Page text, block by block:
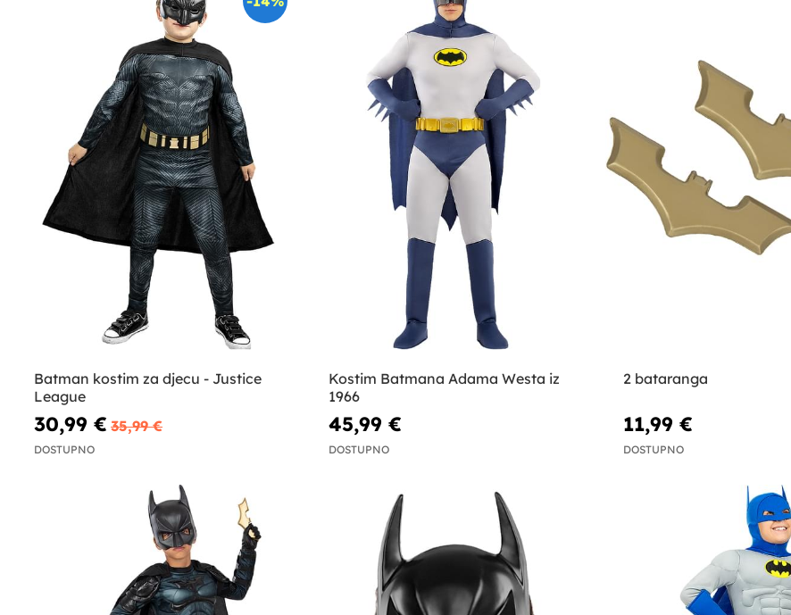
Batman kostim za djecu - Justice
League
30,99 € 35,99 €
DOSTUPNO
Kostim Batmana Adama Westa iz
1966
45,99 €
DOSTUPNO
2 bataranga
11,99 €
DOSTUPNO